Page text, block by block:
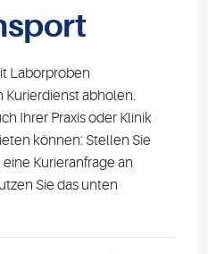
Laborproben
abholen.
Ihrer Praxis oder Klinik
können: Stellen Sie
Kurieranfrage an
Sie das unten